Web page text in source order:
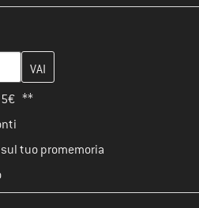
mail e crea il tuo account cliente
5€ **
tuo promemoria